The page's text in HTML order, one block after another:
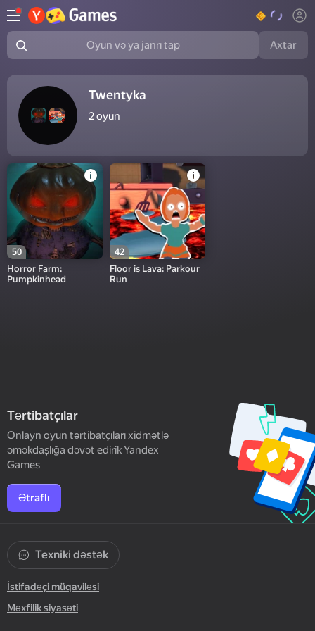
Oyun və ya janrı tap
Axtar
Twentyka
2oyun
50
Horror Farm:
Pumpkinhead
42
Floor is Lava: Parkour
Run
Tərtibatçılar
Onlayn oyun tərtibatçıları xidmətlə
əməkdaşlığa dəvət edirik Yandex
Games
Ətraflı
İstifadəçi müqaviləsi
Məxfilik siyasəti
Texniki dəstək